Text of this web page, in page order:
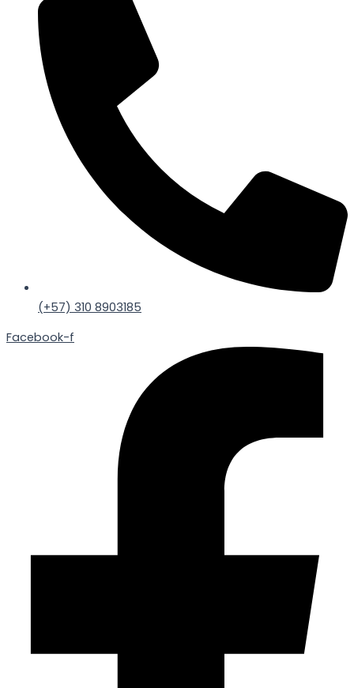
(+57) 310 8903185
Facebook-f